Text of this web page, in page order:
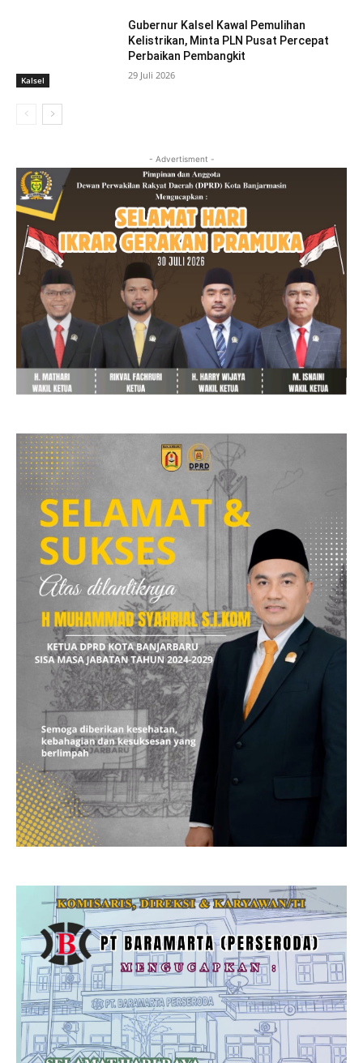
Kalsel
Gubernur Kalsel Kawal Pemulihan
Kelistrikan, Minta PLN Pusat Percepat
Perbaikan Pembangkit
29 Juli 2026
- Advertisment -